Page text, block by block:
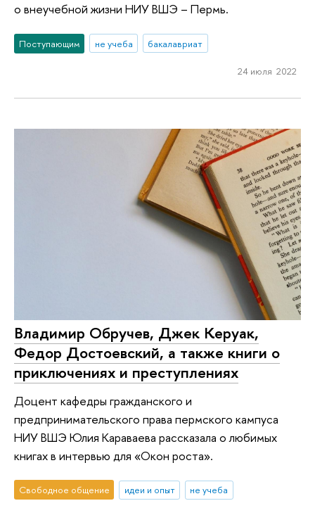
о внеучебной жизни НИУ ВШЭ – Пермь.
Поступающим не учеба бакалавриат
24 июля 2022
Владимир Обручев, Джек Керуак,
Федор Достоевский, а также книги о
приключениях и преступлениях
Доцент кафедры гражданского и
предпринимательского права пермского кампуса
НИУ ВШЭ Юлия Караваева рассказала о любимых
книгах в интервью для «Окон роста».
Свободное общение идеи и опыт не учеба